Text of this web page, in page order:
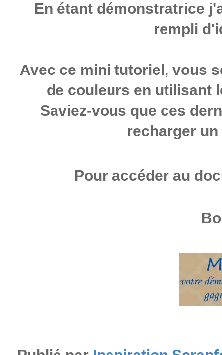
En étant démonstratrice
rempli
Avec ce mini tutoriel, vous
de couleurs en utilisant
Saviez-vous que ces
recharger
Pour accéder au